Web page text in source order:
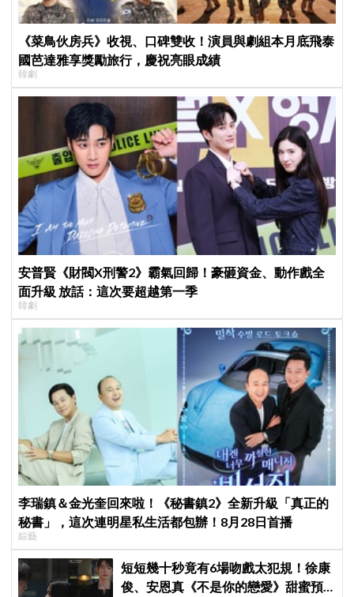
《菜鳥伙房兵》收視、口碑雙收！演員與劇組本月底飛泰
國芭達雅享獎勵旅行，慶祝亮眼成績
韓劇
安普賢《財閥X刑警2》霸氣回歸！豪砸資金、動作戲全
面升級 放話：這次要超越第一季
韓劇
李瑞鎮＆金光奎回來啦！《秘書鎮2》全新升級「真正的
秘書」，這次連明星私生活都包辦！8月28日首播
綜藝
短短幾十秒竟有6場吻戲太犯規！徐康
俊、安恩真《不是你的戀愛》甜蜜預